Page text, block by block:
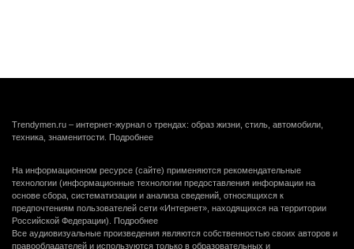
Trendymen.ru – интернет-журнал о трендах: образ жизни, стиль, автомобили,
техника, знаменитости. Подробнее
На информационном ресурсе (сайте) применяются рекомендательные
технологии (информационные технологии предоставления информации на
основе сбора, систематизации и анализа сведений, относящихся к
предпочтениям пользователей сети «Интернет», находящихся на территории
Российской Федерации). Подробнее
Все аудиовизуальные произведения являются собственностью своих авторов и
правообладателей и используются только в образовательных и